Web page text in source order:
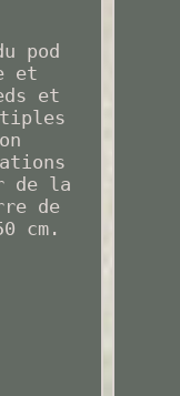
pod
et
et
de la
de
cm.